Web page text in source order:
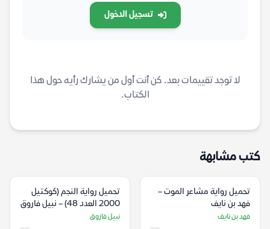
تسجيل الدخول
لا توجد تقييمات بعد. كن أنت أول من يشارك رأيه حول هذا
الكتاب.
كتب مشابهة
تحميل رواية مشاعر الموت –
فهد بن نايف
فهد بن نايف
تحميل رواية النجم (كوكتيل
2000 العدد 48) – نبيل فاروق
نبيل فاروق